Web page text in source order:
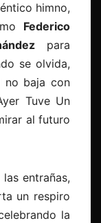
himno,
Federico
para
se olvida,
no baja con
Tuve Un
al futuro
entrañas,
un respiro
la